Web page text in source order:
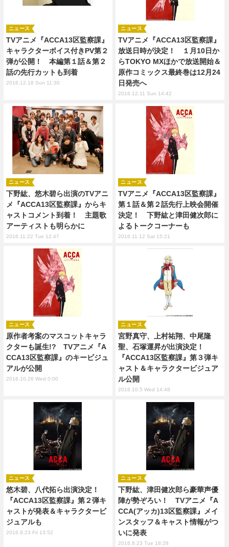
TVアニメ『ACCA13区監察課』
キャラクターボイス付きPV第２
弾が公開！ 本編第１話＆第２
話の先行カットも到着
ニュース
2016.12.18 Sun 11:30
TVアニメ『ACCA13区監察課』
放送日時が決定！ １月10日か
らTOKYO MXほかで放送開始＆
原作コミックス最終巻は12月24
日発売へ
ニュース
2016.12.11 Sun 14:42
下野紘、悠木碧ら出演のTVアニ
メ『ACCA13区監察課』からキ
ャストコメント到着！ 主題歌
アーティストも明らかに
ニュース
2016.11.22 Tue 12:47
TVアニメ『ACCA13区監察課』
第１話＆第２話先行上映会開催
決定！ 下野紘と津田健次郎に
よるトークコーナーも
ニュース
2016.11.12 Sat 15:21
原作者考案のマスコットキャラ
クターも誕生!? TVアニメ『A
CCA13区監察課』のキービジュ
アルが公開
ニュース
2016.10.26 Wed 0:00
宮野真守、上村祐翔、中尾隆
聖、石塚運昇が出演決定！
『ACCA13区監察課』第３弾キ
ャスト＆キャラクタービジュア
ル公開
ニュース
2016.10.5 Wed 14:48
悠木碧、八代拓ら出演決定！
『ACCA13区監察課』第２弾キ
ャストが発表＆キャラクタービ
ジュアルも
ニュース
2016.9.23 Fri 13:52
下野紘、津田健次郎ら豪華声優
陣が勢ぞろい！ TVアニメ『A
CCA(アッカ)13区監察課』メイ
ンスタッフ＆キャスト情報がつ
いに発表
ニュース
2016.8.23 Tue 18:28